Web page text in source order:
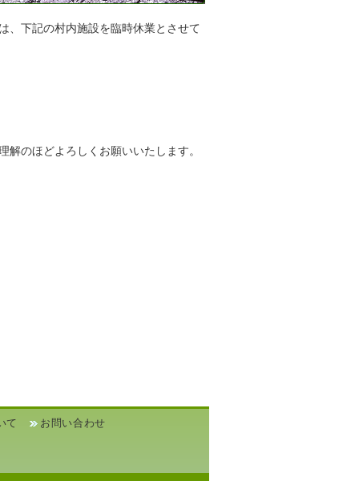
、下記の村内施設を臨時休業とさせて
のほどよろしくお願いいたします。
て
お問い合わせ